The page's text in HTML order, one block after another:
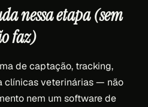
nessa etapa (sem
faz)
de captação, tracking,
clínicas veterinárias — não
nem um software de